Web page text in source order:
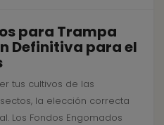
para Trampa
Definitiva para el
tus cultivos de las
la elección correcta
Los Fondos Engomados